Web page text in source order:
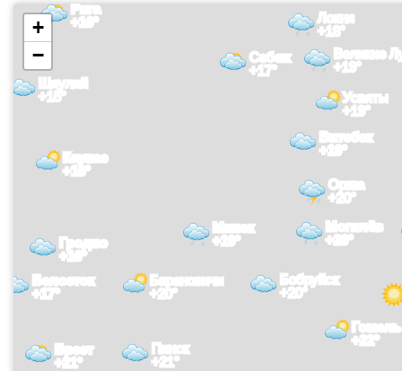
Минск
+19°
Рига
+16°
Гомель
+22°
Каунас
+16°
Витебск
+19°
Шяуляй
+15°
Могилёв
+20°
Гродно
+16°
Брест
+21°
Белосток
+17°
Бобруйск
+20°
Барановичи
+20°
Пинск
+21°
Орша
+20°
Великие
+19°
Себеж
+17°
Локня
+18°
Усвяты
+19°
+
−